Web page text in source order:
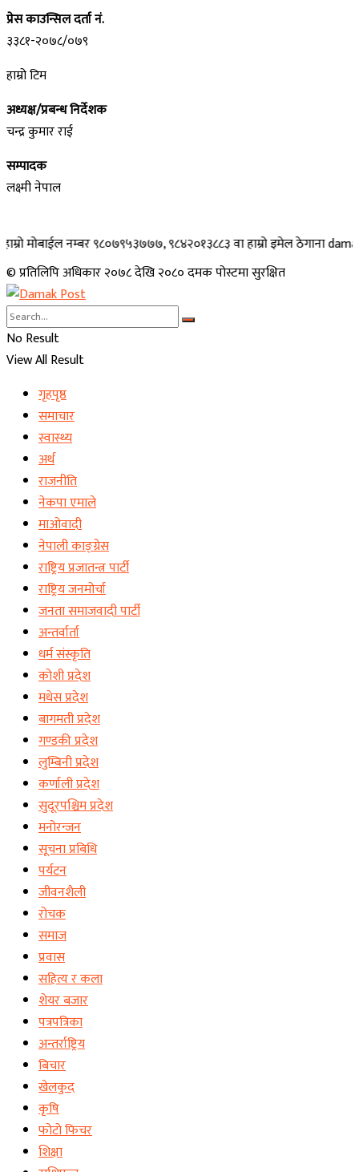
प्रेस काउन्सिल दर्ता नं.
३३८१-२०७८/०७९
हाम्रो टिम
अध्यक्ष/प्रबन्ध निर्देशक
चन्द्र कुमार राई
सम्पादक
लक्ष्मी नेपाल
मोबाईल नम्बर ९८०७९५३७७७, ९८४२०१३८८३ वा हाम्रो इमेल ठेगाना
© प्रतिलिपि अधिकार २०७८ देखि २०८० दमक पोस्टमा सुरक्षित
No Result
View All Result
गृहपृष्ठ
समाचार
स्वास्थ्य
अर्थ
राजनीति
नेकपा एमाले
माओवादी
नेपाली काङ्ग्रेस
राष्ट्रिय प्रजातन्त्र पार्टी
राष्ट्रिय जनमोर्चा
जनता समाजवादी पार्टी
अन्तर्वार्ता
धर्म संस्कृति
कोशी प्रदेश
मधेस प्रदेश
बागमती प्रदेश
गण्डकी प्रदेश
लुम्बिनी प्रदेश
कर्णाली प्रदेश
सुदूरपश्चिम प्रदेश
मनोरन्जन
सूचना प्रबिधि
पर्यटन
जीवनशैली
रोचक
समाज
प्रवास
सहित्य र कला
शेयर बजार
पत्रपत्रिका
अन्तर्राष्ट्रिय
बिचार
खेलकुद
कृषि
फोटो फिचर
शिक्षा